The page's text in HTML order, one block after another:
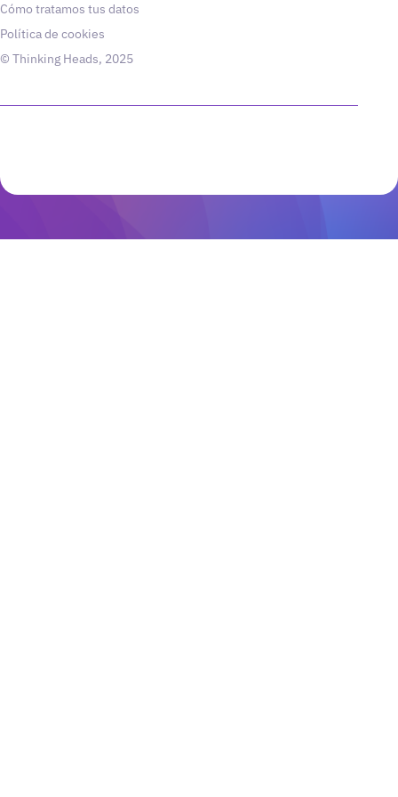
Cómo tratamos tus datos
Política de cookies
© Thinking Heads, 2025